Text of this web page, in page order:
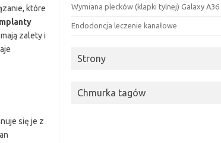
które
zalety i
się je z
Wymiana plecków (klapki tylnej) Galaxy A36
Endodoncja leczenie kanałowe
Strony
Chmurka tagów